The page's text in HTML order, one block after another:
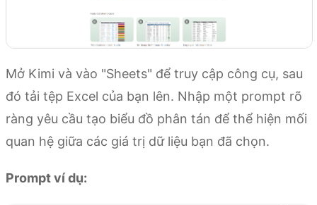
Mở Kimi và vào "Sheets" để truy cập công cụ, sau
đó tải tệp Excel của bạn lên. Nhập một prompt rõ
ràng yêu cầu tạo biểu đồ phân tán để thể hiện mối
quan hệ giữa các giá trị dữ liệu bạn đã chọn.
Prompt ví dụ: